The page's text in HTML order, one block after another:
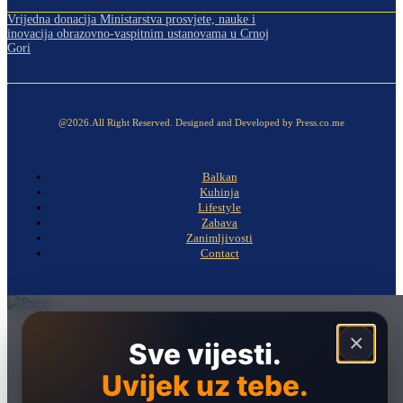
Vrijedna donacija Ministarstva prosvjete, nauke i
inovacija obrazovno-vaspitnim ustanovama u Crnoj
Gori
@2026.All Right Reserved. Designed and Developed by Press.co.me
Balkan
Kuhinja
Lifestyle
Zabava
Zanimljivosti
Contact
×
Sve vijesti.
Uvijek uz tebe.